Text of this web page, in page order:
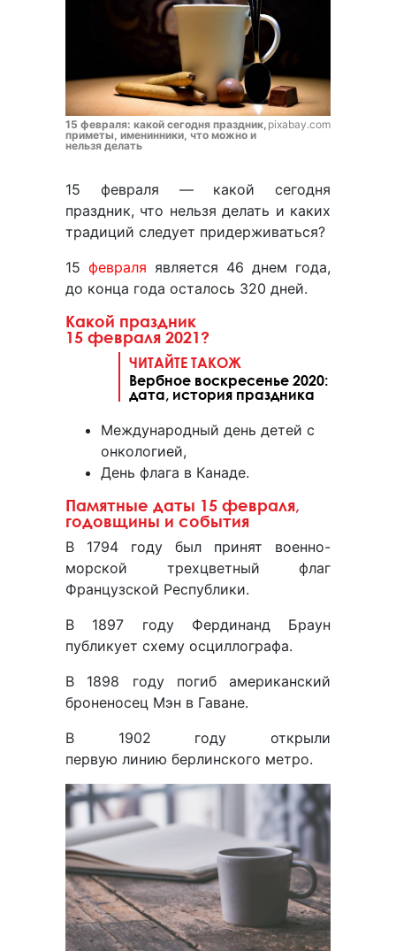
15 февраля: какой сегодня праздник,
приметы, именинники, что можно и
нельзя делать
pixabay.com
15 февраля — какой сегодня
праздник, что нельзя делать и каких
традиций следует придерживаться?
15 февраля является 46 днем года,
до конца года осталось 320 дней.
Какой праздник
15 февраля 2021?
ЧИТАЙТЕ ТАКОЖ
Вербное воскресенье 2020:
дата, история праздника
Международный день детей с
онкологией,
День флага в Канаде.
Памятные даты 15 февраля,
годовщины и события
В 1794 году был принят военно-
морской трехцветный флаг
Французской Республики.
В 1897 году Фердинанд Браун
публикует схему осциллографа.
В 1898 году погиб американский
броненосец Мэн в Гаване.
В 1902 году открыли
первую линию берлинского метро.